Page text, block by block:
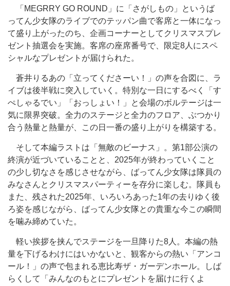
「MEGRRY GO ROUND」に「さがしもの」というば
ってん少女隊のライブでのテッパン曲で客席と一体になっ
て盛り上がったのち、企画コーナーとしてクリスマスプレ
ゼント抽選会を実施。客席の座席番号で、限定8人にスペ
シャルなプレゼントが届けられた。
蒼井りるあの「立ってくださーい！」の声を合図に、ラ
イブは後半戦に突入していく。特別な一日にするべく「す
ぺしゃるでい」「おっしょい！」と会場のボルテージは一
気に限界突破。全力のステージと全力のフロア、ぶつかり
合う熱量と熱量が、この日一番の盛り上がりを構築する。
そして本編ラストは「無敵のビーナス」。第1部公演の
終演が近づいていることと、2025年が終わっていくこと
の少し切なさを感じさせながら、ばってん少女隊は隊員の
みなさんとクリスマスパーティーを存分に楽しむ。隊員も
また、残された2025年、いろいろあった1年の去りゆく後
ろ姿を感じながら、ばってん少女隊との貴重な今この瞬間
を噛み締めていた。
軽い挨拶を挟んでステージを一旦降りた8人。本編の熱
量を下げるわけにはいかないと、観客からの熱い「アンコ
ール！」の声で包まれる恵比寿ザ・ガーデンホール。しば
らくして「みんなのもとにプレゼントを届けに行くよ